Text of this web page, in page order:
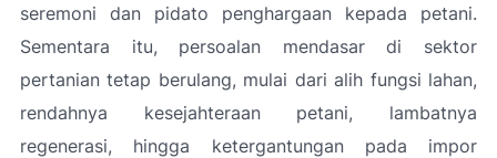
seremoni dan pidato penghargaan kepada petani.
Sementara itu, persoalan mendasar di sektor
pertanian tetap berulang, mulai dari alih fungsi lahan,
rendahnya kesejahteraan petani, lambatnya
regenerasi, hingga ketergantungan pada impor